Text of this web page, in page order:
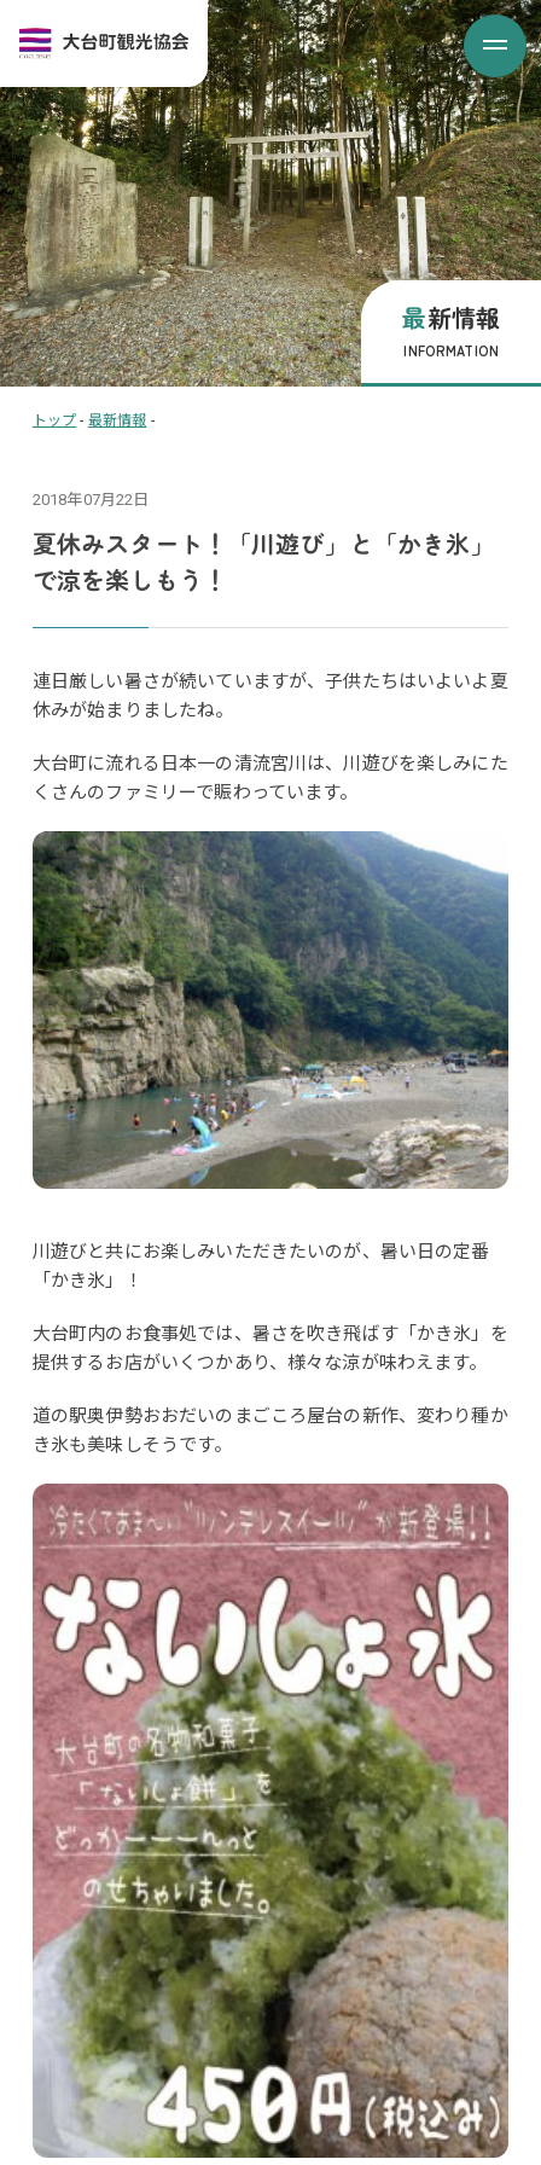
最新情報
INFORMATION
トップ - 最新情報 -
2018年07月22日
夏休みスタート！「川遊び」と「かき氷」
で涼を楽しもう！
連日厳しい暑さが続いていますが、子供たちはいよいよ夏
休みが始まりましたね。
大台町に流れる日本一の清流宮川は、川遊びを楽しみにた
くさんのファミリーで賑わっています。
川遊びと共にお楽しみいただきたいのが、暑い日の定番
「かき氷」！
大台町内のお食事処では、暑さを吹き飛ばす「かき氷」を
提供するお店がいくつかあり、様々な涼が味わえます。
道の駅奥伊勢おおだいのまごころ屋台の新作、変わり種か
き氷も美味しそうです。